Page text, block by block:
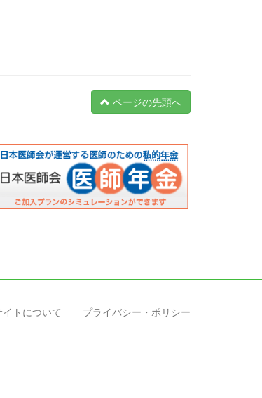
ページの先頭へ
イトについて プライバシー・ポリシー